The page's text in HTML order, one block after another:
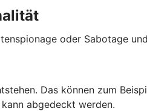
oder Sabotage
Das können zum
abgedeckt werden.